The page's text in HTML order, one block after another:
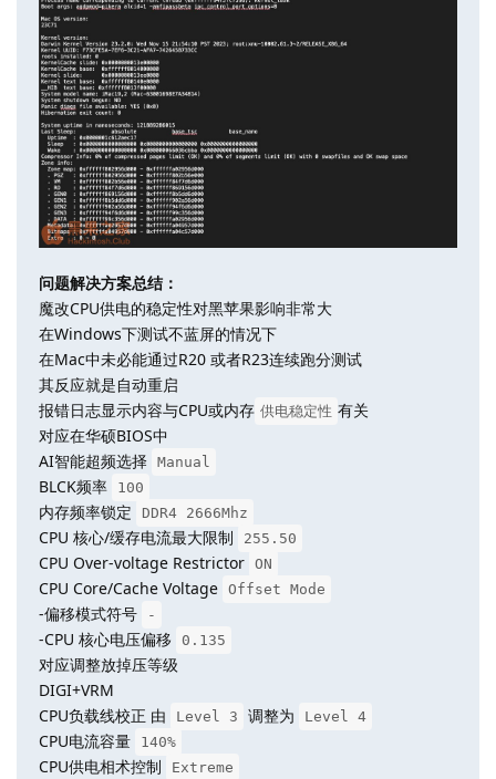
问题解决方案总结：
魔改CPU供电的稳定性对黑苹果影响非常大
在Windows下测试不蓝屏的情况下
在Mac中未必能通过R20 或者R23连续跑分测试
其反应就是自动重启
报错日志显示内容与CPU或内存 供电稳定性 有关
对应在华硕BIOS中
AI智能超频选择 Manual
BLCK频率 100
内存频率锁定 DDR4 2666Mhz
CPU 核心/缓存电流最大限制 255.50
CPU Over-voltage Restrictor ON
CPU Core/Cache Voltage Offset Mode
-偏移模式符号 -
-CPU 核心电压偏移 0.135
对应调整放掉压等级
DIGI+VRM
CPU负载线校正 由
Level 3 调整为 Level 4
CPU电流容量 140%
CPU供电相术控制 Extreme